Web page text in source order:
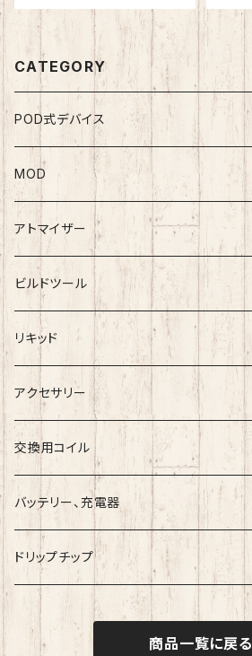
CATEGORY
POD式デバイス
MOD
テクニカルMOD
メカニカルMOD
アトマイザー
RDA
BlackRose
RTA
ArcanaMods/PIPELINE
Umbrella Mods
Holy Atty
Ambition Mods
RDTA
Freak
クリアロマイザー
ビルドツール
ワイヤー
コットン
ツール
リキッド
Vape Sapporoー道産子リキッドー
ESC
国産リキッド
MKVAPE
BaksLiquidLab
海外産リキッド
Bandito Juice
アクセサリー
交換用コイル
バッテリー、充電器
ドリップチップ
商品一覧に戻る